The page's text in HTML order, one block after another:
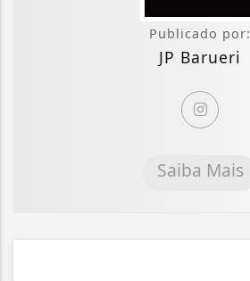
Publicado por:
JP Barueri
Saiba Mais